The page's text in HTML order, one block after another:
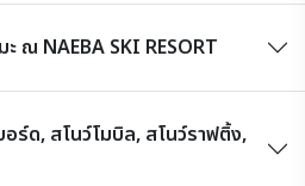
ณ NAEBA SKI RESORT
อร์ด, สโนว์โมบิล, สโนว์ราฟติ้ง,